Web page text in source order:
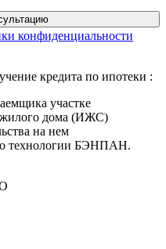
конфиденциальности
кредита по ипотеки :
участке
жилого дома (ИЖС)
на нем
технологии БЭНПАН.